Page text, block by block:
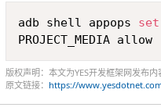
adb shell appops set
PROJECT_MEDIA allow
版权声明：本文为YES开发框架网发布
原文链接： https://